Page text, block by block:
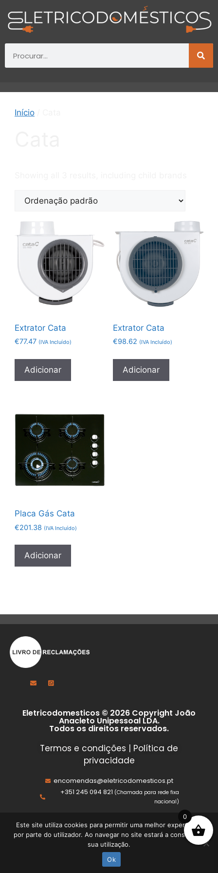
Sobre
Início
Extrator Cata
€77.47 (IVA Incluído)
Adicionar
Extrator Cata
€98.62 (IVA Incluído)
Adicionar
Placa Gás Cata
€201.38 (IVA Incluído)
Adicionar
Eletricodomesticos © 2026 Copyright João
Anacleto Unipessoal LDA.
Todos os direitos reservados.
Termos e condições | Política de
privacidade
encomendas@eletricodomesticos.pt
+351 245 094 821 (Chamada para rede fixa
nacional)
0
Este site utiliza cookies para permitir uma melhor experiência
por parte do utilizador. Ao navegar no site estará a consentir a
sua utilização.
Ok